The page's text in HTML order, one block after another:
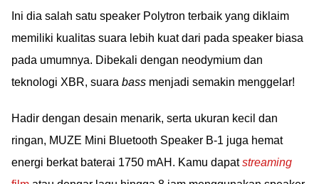
Ini dia salah satu speaker Polytron terbaik yang diklaim
memiliki kualitas suara lebih kuat dari pada speaker biasa
pada umumnya. Dibekali dengan neodymium dan
teknologi XBR, suara bass menjadi semakin menggelar!
Hadir dengan desain menarik, serta ukuran kecil dan
ringan, MUZE Mini Bluetooth Speaker B-1 juga hemat
energi berkat baterai 1750 mAH. Kamu dapatstreaming